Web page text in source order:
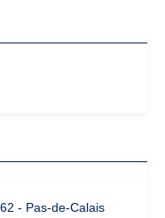
- Pas-de-Calais